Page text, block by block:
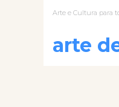
Arte e Cultura para
arte